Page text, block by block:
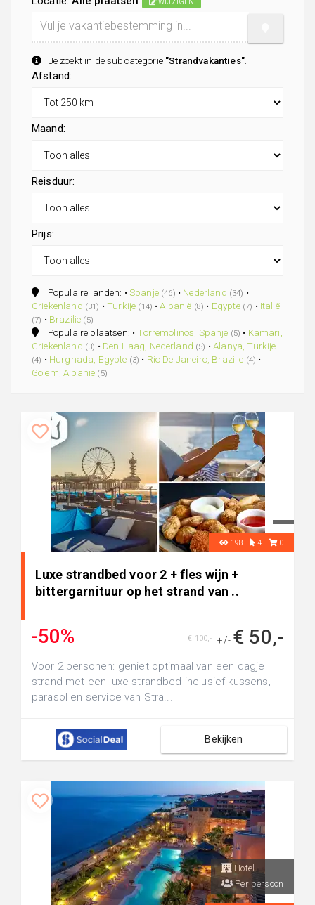
Je zoekt in de subcategorie "Strandvakanties".
Afstand:
Maand:
Reisduur:
Prijs:
Populaire landen: •Spanje (46) • Nederland (34) •
Griekenland (31) • Turkije (14) •Albanië (8) • Egypte (7) • Italië
(7) • Brazilie (5)
Populaire plaatsen: • Torremolinos, Spanje (5) • Kamari,
Griekenland (3) • Den Haag, Nederland (5) •Alanya, Turkije
(4) • Hurghada, Egypte (3) • Rio De Janeiro, Brazilie (4) •
Golem, Albanie (5)
198 4 0
Luxe strandbed voor 2 + fles wijn +
bittergarnituur op het strand van ..
-50% +/- € 50,-
€ 100,-
Voor 2 personen: geniet optimaal van een dagje
strand met een luxe strandbed inclusief kussens,
parasol en service van Stra...
Bekijken
Hotel
Per persoon